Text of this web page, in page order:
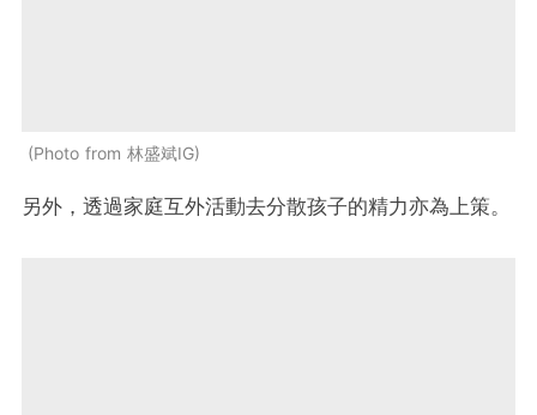
Photo from 林盛斌IG
另外，透過家庭互外活動去分散孩子的精力亦為上策。